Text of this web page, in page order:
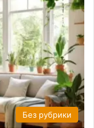
Без рубрики